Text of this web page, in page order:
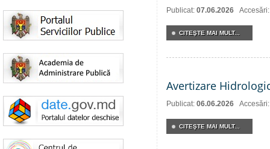
Publicat: 07.06.2026
CITEŞTE MAI MULT...
Avertizare
Publicat: 06.06.2026
CITEŞTE MAI MULT...